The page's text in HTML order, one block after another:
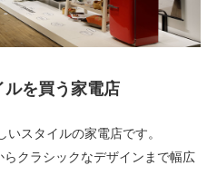
ルを買う家電店
スタイルの家電店です。
クラシックなデザインまで幅広